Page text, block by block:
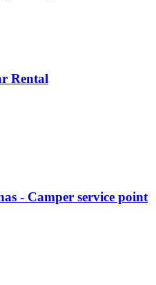
Rental
- Camper service point